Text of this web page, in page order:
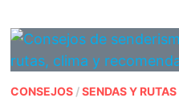
CONSEJOS/SENDAS Y RUTAS